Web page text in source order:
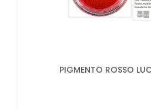
PIGMENTO ROSSO